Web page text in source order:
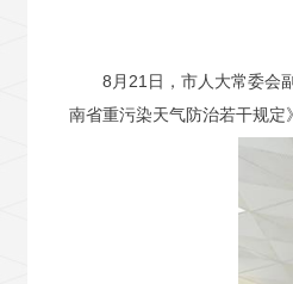
8月21日，市人大常委会
南省重污染天气防治若干规定